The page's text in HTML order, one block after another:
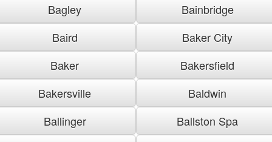
Bagley
Bainbridge
Baird
Baker City
Baker
Bakersfield
Bakersville
Baldwin
Ballinger
Ballston Spa